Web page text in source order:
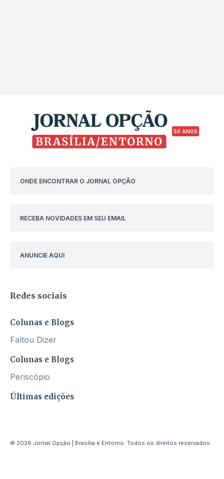
50 ANOS
ONDE ENCONTRAR O JORNAL OPÇÃO
RECEBA NOVIDADES EM SEU EMAIL
ANUNCIE AQUI
Redes sociais
Colunas e Blogs
Faltou Dizer
Colunas e Blogs
Periscópio
Últimas edições
© 2026 Jornal Opção | Brasília e Entorno. Todos os direitos reservados.